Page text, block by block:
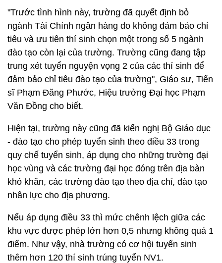
"Trước tình hình này, trường đã quyết định bỏ
ngành Tài Chính ngân hàng do không đảm bảo chỉ
tiêu và ưu tiên thí sinh chọn một trong số 5 ngành
đào tạo còn lại của trường. Trường cũng đang tập
trung xét tuyển nguyện vọng 2 của các thí sinh để
đảm bảo chỉ tiêu đào tạo của trường", Giáo sư, Tiến
sĩ Phạm Đăng Phước, Hiệu trưởng Đại học Phạm
Văn Đồng cho biết.
Hiện tại, trường này cũng đã kiến nghị Bộ Giáo dục
- đào tạo cho phép tuyển sinh theo điều 33 trong
quy chế tuyển sinh, áp dụng cho những trường đại
học vùng và các trường đại học đóng trên địa bàn
khó khăn, các trường đào tạo theo địa chỉ, đào tạo
nhân lực cho địa phương.
Nếu áp dụng điều 33 thì mức chênh lệch giữa các
khu vực được phép lớn hơn 0,5 nhưng không quá 1
điểm. Như vậy, nhà trường có cơ hội tuyển sinh
thêm hơn 120 thí sinh trúng tuyển NV1.